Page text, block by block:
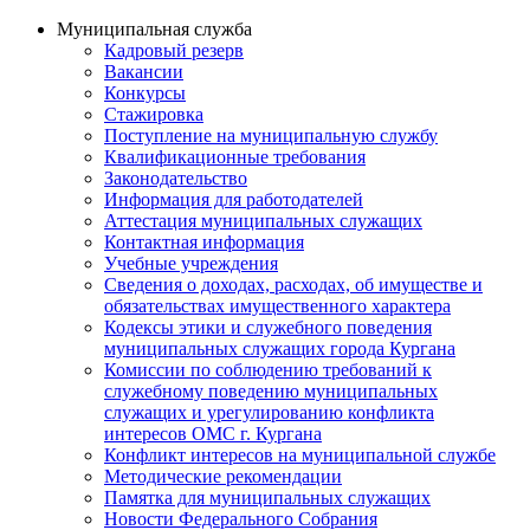
Муниципальная служба
Кадровый резерв
Вакансии
Конкурсы
Стажировка
Поступление на муниципальную службу
Квалификационные требования
Законодательство
Информация для работодателей
Аттестация муниципальных служащих
Контактная информация
Учебные учреждения
Сведения о доходах, расходах, об имуществе и
обязательствах имущественного характера
Кодексы этики и служебного поведения
муниципальных служащих города Кургана
Комиссии по соблюдению требований к
служебному поведению муниципальных
служащих и урегулированию конфликта
интересов ОМС г. Кургана
Конфликт интересов на муниципальной службе
Методические рекомендации
Памятка для муниципальных служащих
Новости Федерального Cобрания